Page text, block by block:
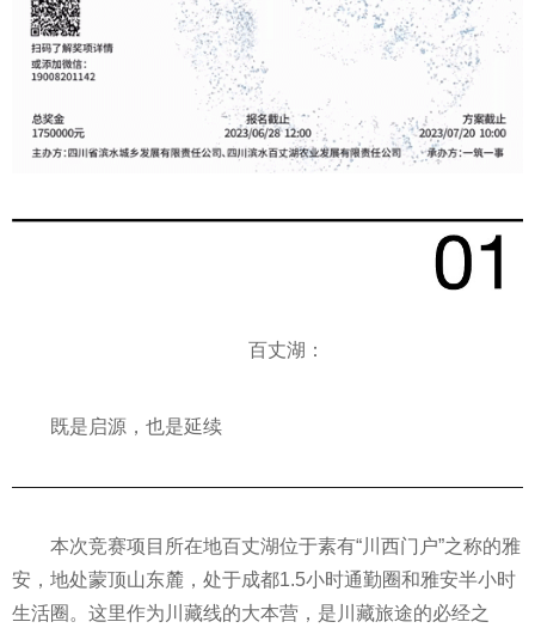
百丈湖：
既是启源，也是延续
本次竞赛项目所在地百丈湖位于素有“川西门户”之称的雅
安，地处蒙顶山东麓，处于成都1.5小时通勤圈和雅安半小时
生活圈。这里作为川藏线的大本营，是川藏旅途的必经之